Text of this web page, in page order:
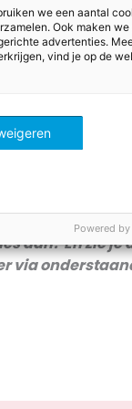
en in elke
gedrag van
op de
Ook is het
en wie wil je
aan? En zie je
via
we een aantal
Ook maken we
advertenties.
vind je op de
Powered by